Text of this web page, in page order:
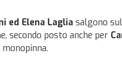
ed Elena Laglia salgono
secondo posto anche per
monopinna.